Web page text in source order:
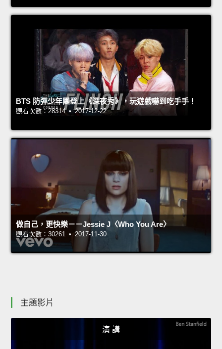
BTS 防彈少年團登上《深夜秀》，玩遊戲嚇到吃手手！
觀看次數：28314 • 2017-12-22
做自己，更快樂－－Jessie J〈Who You Are〉
觀看次數：30261 • 2017-11-30
主題影片
演 講